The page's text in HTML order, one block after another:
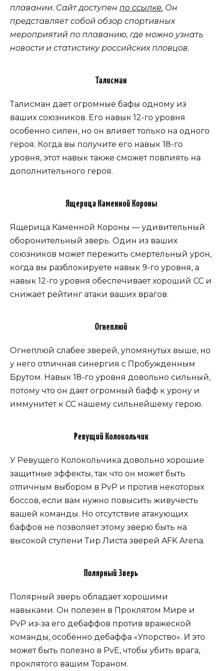
плавании. Сайт доступен по ссылке. Он
представляет собой обзор спортивных
мероприятий по плаванию, где можно узнать
новости и статистику российских пловцов.
Талисман
Талисман дает огромные бафы одному из
ваших союзников. Его навык 12-го уровня
особенно силен, но он влияет только на одного
героя. Когда вы получите его навык 18-го
уровня, этот навык также сможет повлиять на
дополнительного героя.
Ящерица Каменной Короны
Ящерица Каменной Короны — удивительный
оборонительный зверь. Один из ваших
союзников может пережить смертельный урон,
когда вы разблокируете навык 9-го уровня, а
навык 12-го уровня обеспечивает хороший CC и
снижает рейтинг атаки ваших врагов.
Огнеплюй
Огнеплюй слабее зверей, упомянутых выше, но
у него отличная синергия с Пробужденным
Брутом. Навык 18-го уровня довольно сильный,
потому что он дает огромный бафф к урону и
иммунитет к CC нашему сильнейшему герою.
Ревущий Колокольчик
У Ревущего Колокольчика довольно хорошие
защитные эффекты, так что он может быть
отличным выбором в PvP и против некоторых
боссов, если вам нужно повысить живучесть
вашей команды. Но отсутствие атакующих
баффов не позволяет этому зверю быть на
высокой ступени Тир Листа зверей AFK Arena.
Полярный Зверь
Полярный зверь обладает хорошими
навыками. Он полезен в Проклятом Мире и
PvP из-за его дебаффов против вражеской
команды, особенно дебаффа «Упорство». И это
может быть полезно в PvE, чтобы убить врага,
проклятого вашим Тораном.